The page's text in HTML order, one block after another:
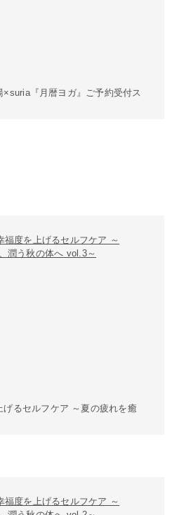
×suria『月暦ヨガ』ご予約受付ス
るセルフケア ～夏の疲れを癒